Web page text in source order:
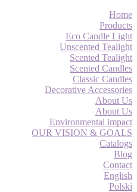
Home
Products
Eco Candle Light
Unscented Tealight
Scented Tealight
Scented Candles
Classic Candles
Decorative Accessories
About Us
About Us
Environmental impact
OUR VISION & GOALS
Catalogs
Blog
Contact
English
Polski